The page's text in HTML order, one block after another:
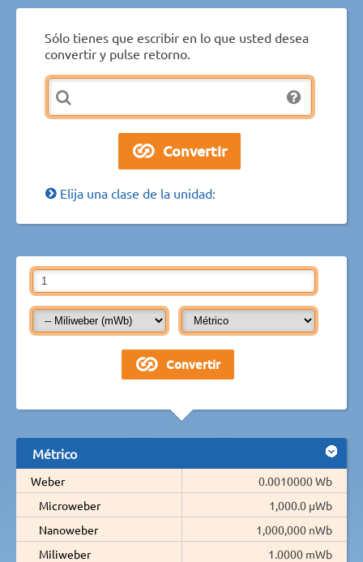
Sólo tienes que escribir en lo que usted desea
convertir y pulse retorno.
Elija una clase de la unidad:
Métrico
Weber
0.0010000 Wb
Microweber
1,000.0 µWb
Nanoweber
1,000,000 nWb
Miliweber
1.0000 mWb